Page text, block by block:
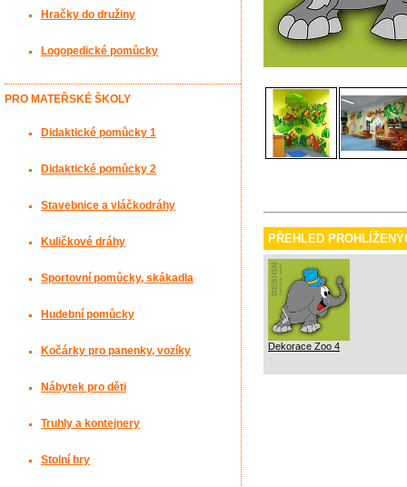
PŘEHLED
Dekorace Zoo 4
Hračky do družiny
Logopedické pomůcky
PRO MATEŘSKÉ ŠKOLY
Didaktické pomůcky 1
Didaktické pomůcky 2
Stavebnice a vláčkodráhy
Kuličkové dráhy
Sportovní pomůcky, skákadla
Hudební pomůcky
Kočárky pro panenky, vozíky
Nábytek pro děti
Truhly a kontejnery
Stolní hry